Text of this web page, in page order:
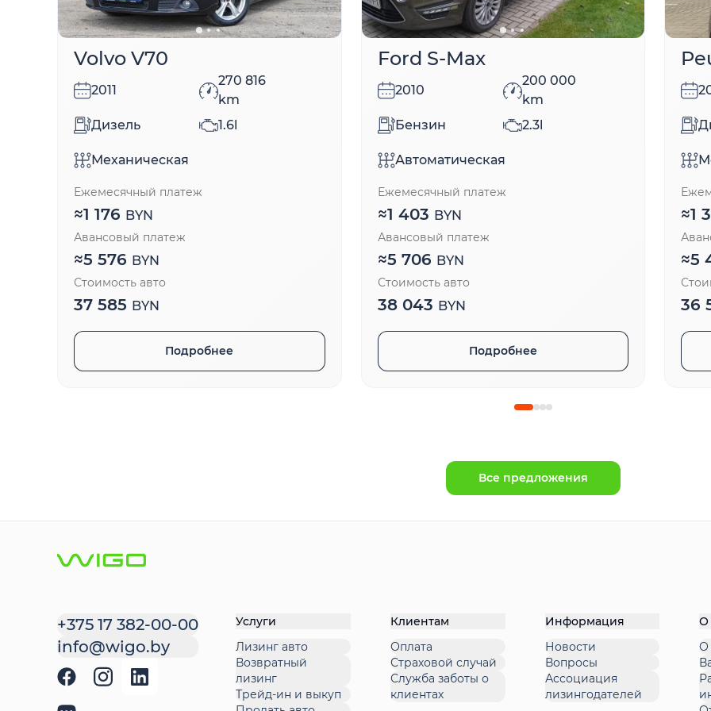
Volvo V70
2011
270 816
km
Дизель
1.6l
Механическая
Ежемесячный платеж
≈1 176 BYN
Авансовый платеж
≈5 576 BYN
Стоимость авто
37 585 BYN
Подробнее
Ford S-Max
2010
200 000
km
Бензин
2.3l
Автоматическая
Ежемесячный платеж
≈1 403 BYN
Авансовый платеж
≈5 706 BYN
Стоимость авто
38 043 BYN
Подробнее
≈1
≈5
36
Все предложения
+375 17 382-00-00
info@wigo.by
Услуги
Лизинг авто
Возвратный
лизинг
Трейд-ин и выкуп
Клиентам
Оплата
Страховой случай
Служба заботы о
клиентах
Информация
Новости
Вопросы
Ассоциация
лизингодателей
О
О